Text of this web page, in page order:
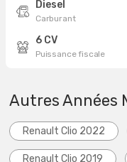
Diesel
Carburant
6 CV
Puissance fiscale
Autres Années
Renault Clio 2022
Renault Clio 2019